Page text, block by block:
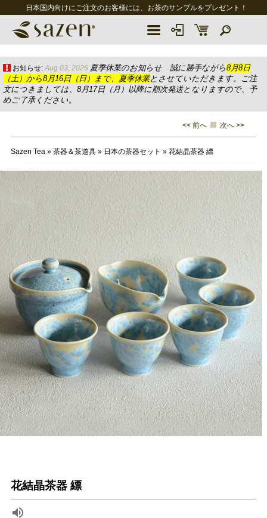
日本国内向けにご注文のお客様には、お茶のサンプルをプレゼント！
お知らせ: Aug 03, 2026 夏季休業のお知らせ 誠に勝手ながら8月8日
（土）から8月16日（日）まで、夏季休業とさせていただきます。ご注
文につきましては、8月17日（月）以降に順次発送となりますので、予
めご了承ください。
<< 前へ 次へ >>
Sazen Tea» 茶器＆茶道具» 日本の茶器セット » 花結晶茶器 縹
花結晶茶器 縹